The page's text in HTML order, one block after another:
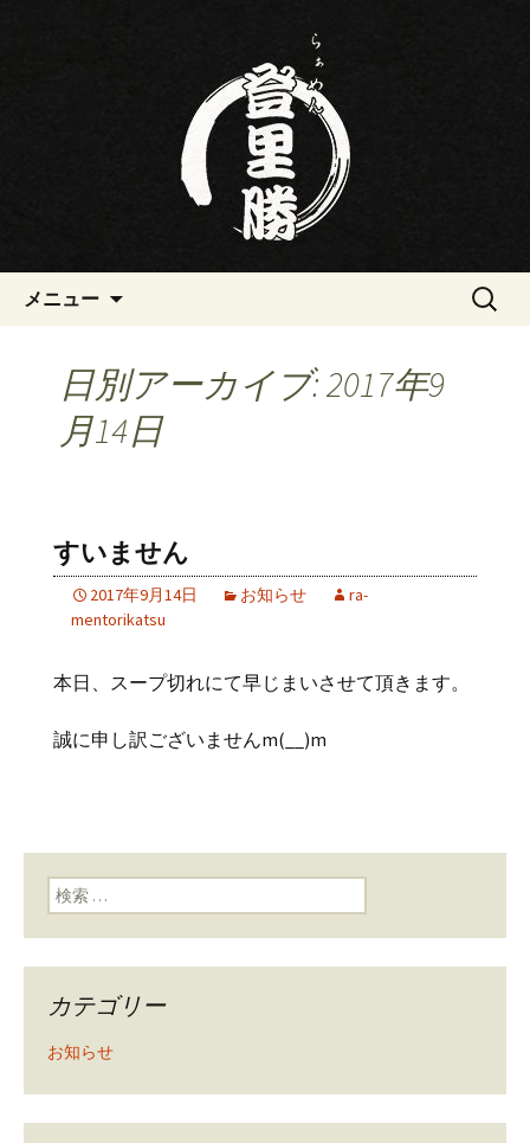
三重・桑名の寿司・ラーメン屋
らぁめん登里勝(とりかつ)のブ
ん登里勝(とりかつ)のブログです
メニュー
検
日別アーカイブ: 2017年9
月14日
すいません
2017年9月14日 お知らせ
ra-
mentorikatsu
本日、スープ切れにて早じまいさせて頂きます。
誠に申し訳ございませんm(__)m
検索:
カテゴリー
お知らせ